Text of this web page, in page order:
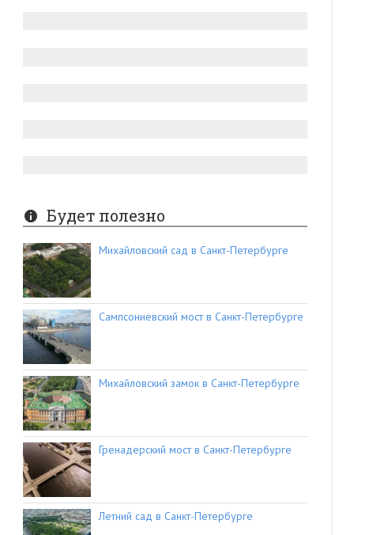
Будет полезно
Михайловский сад в Санкт-Петербурге
Сампсониевский мост в Санкт-Петербурге
Михайловский замок в Санкт-Петербурге
Гренадерский мост в Санкт-Петербурге
Летний сад в Санкт-Петербурге